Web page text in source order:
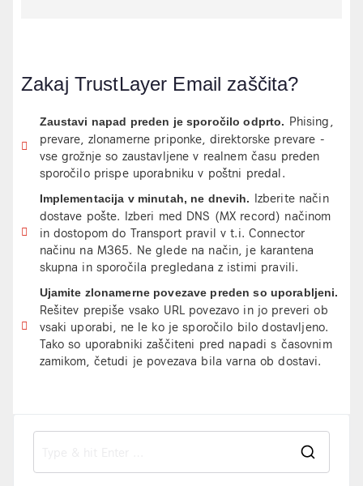
Zakaj TrustLayer Email zaščita?
Zaustavi napad preden je sporočilo odprto. Phising,
prevare, zlonamerne priponke, direktorske prevare -
vse grožnje so zaustavljene v realnem času preden
sporočilo prispe uporabniku v poštni predal.
Implementacija v minutah, ne dnevih. Izberite način
dostave pošte. Izberi med DNS (MX record) načinom
in dostopom do Transport pravil v t.i. Connector
načinu na M365. Ne glede na način, je karantena
skupna in sporočila pregledana z istimi pravili.
Ujamite zlonamerne povezave preden so uporabljeni.
Rešitev prepiše vsako URL povezavo in jo preveri ob
vsaki uporabi, ne le ko je sporočilo bilo dostavljeno.
Tako so uporabniki zaščiteni pred napadi s časovnim
zamikom, četudi je povezava bila varna ob dostavi.